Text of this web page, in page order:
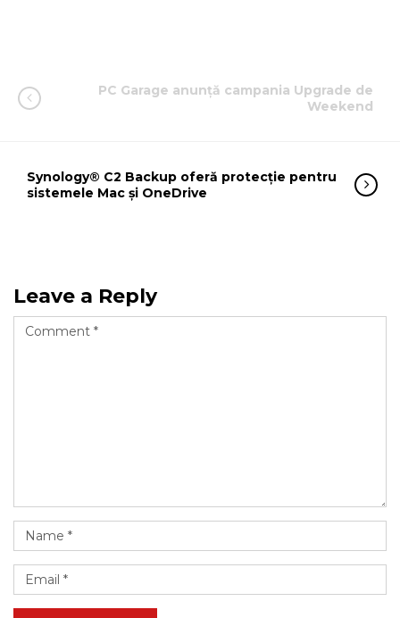
PC Garage anunță campania Upgrade de
Weekend
Synology® C2 Backup oferă protecție pentru
sistemele Mac și OneDrive
Leave a Reply